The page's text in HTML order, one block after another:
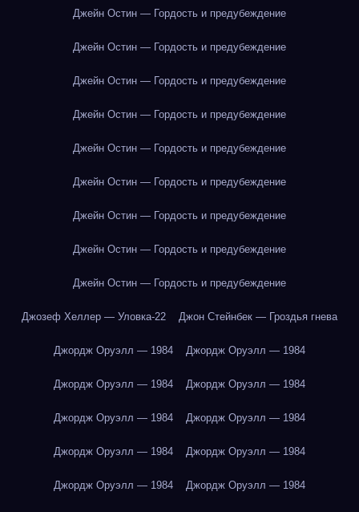
Джейн Остин — Гордость и предубеждение
Джейн Остин — Гордость и предубеждение
Джейн Остин — Гордость и предубеждение
Джейн Остин — Гордость и предубеждение
Джейн Остин — Гордость и предубеждение
Джейн Остин — Гордость и предубеждение
Джейн Остин — Гордость и предубеждение
Джейн Остин — Гордость и предубеждение
Джейн Остин — Гордость и предубеждение
Джозеф Хеллер — Уловка-22 Джон Стейнбек — Гроздья гнева
Джордж Оруэлл — 1984 Джордж Оруэлл — 1984
Джордж Оруэлл — 1984 Джордж Оруэлл — 1984
Джордж Оруэлл — 1984 Джордж Оруэлл — 1984
Джордж Оруэлл — 1984 Джордж Оруэлл — 1984
Джордж Оруэлл — 1984 Джордж Оруэлл — 1984